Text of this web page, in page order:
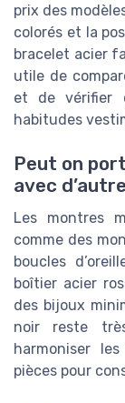
prix des
colorés et la
bracelet acier
utile de
et de vérifier
habitudes
Peut on
avec
Les montres
comme des
boucles
boîtier acier
des bijoux
noir reste
harmoniser
pièces pour